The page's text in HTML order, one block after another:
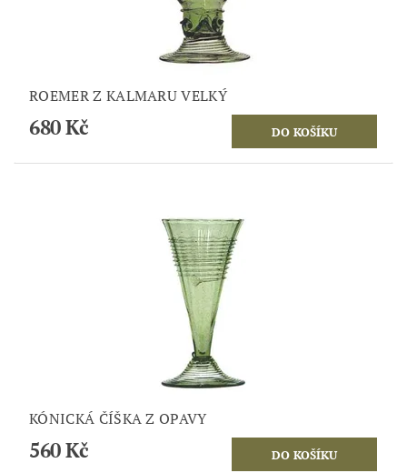
ROEMER Z KALMARU VELKÝ
680 Kč
KÓNICKÁ ČÍŠKA Z OPAVY
560 Kč